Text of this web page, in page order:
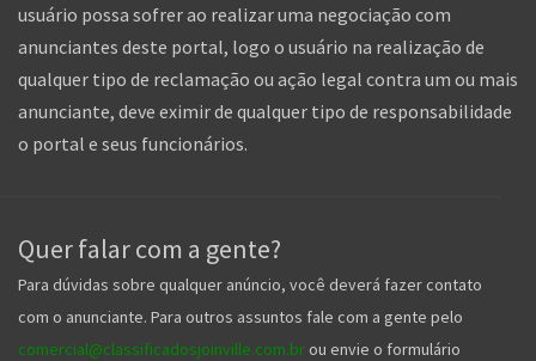
usuário possa sofrer ao realizar uma negociação com
anunciantes deste portal, logo o usuário na realização de
qualquer tipo de reclamação ou ação legal contra um ou mais
anunciante, deve eximir de qualquer tipo de responsabilidade
o portal e seus funcionários.
Quer falar com a gente?
Para dúvidas sobre qualquer anúncio, você deverá fazer contato
com o anunciante. Para outros assuntos fale com a gente pelo
comercial@classificadosjoinville.com.br ou envie o formulário